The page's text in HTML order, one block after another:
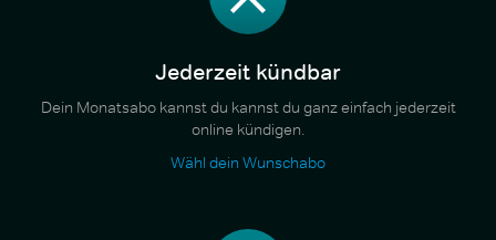
Jederzeit kündbar
Dein Monatsabo kannst du kannst du ganz einfach jederzeit
online kündigen.
Wähl dein Wunschabo